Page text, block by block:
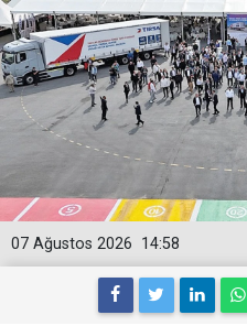
14:58
07 Ağustos 2026